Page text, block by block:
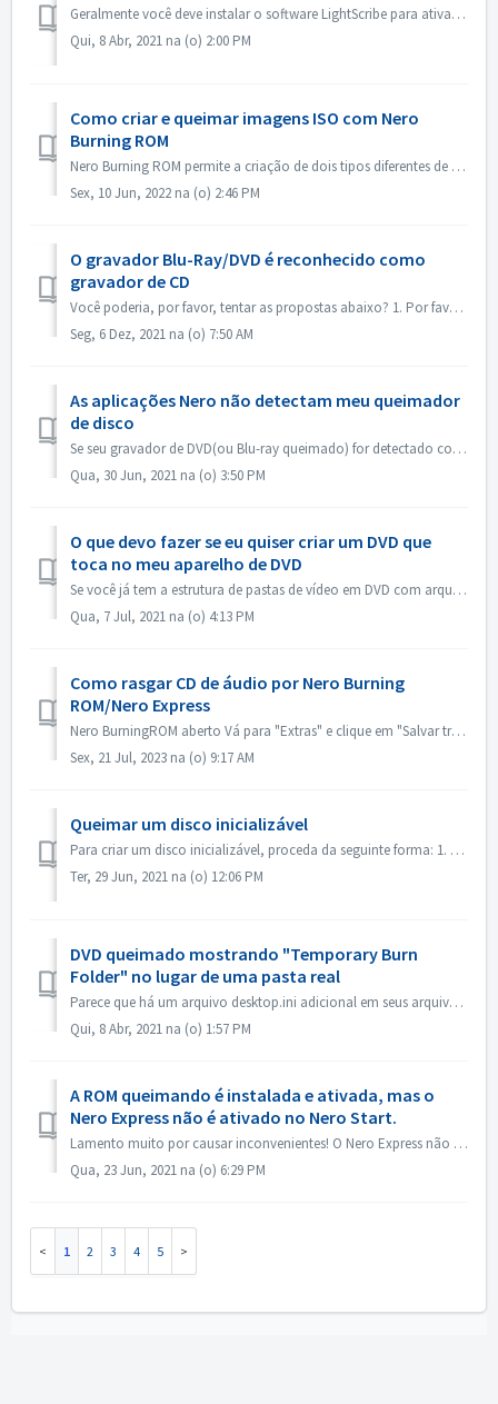
Geralmente você deve instalar o software LightScribe para ativar os recursos do LightScribe. https://lightscribesoftware.org/ Entre em contato conosco se v...
Qui, 8 Abr, 2021 na (o) 2:00 PM
Como criar e queimar imagens ISO com Nero
Burning ROM
Nero Burning ROM permite a criação de dois tipos diferentes de imagens de disco. Os 'Nero Image Files' (*.nrg) consistem de um formato proprietário...
Sex, 10 Jun, 2022 na (o) 2:46 PM
O gravador Blu-Ray/DVD é reconhecido como
gravador de CD
Você poderia, por favor, tentar as propostas abaixo? 1. Por favor, verifique se há um novo driver para seu queimador e firmware. Por favor, atualize se hou...
Seg, 6 Dez, 2021 na (o) 7:50 AM
As aplicações Nero não detectam meu queimador
de disco
Se seu gravador de DVD(ou Blu-ray queimado) for detectado como gravador de CD, favor consultar este artigo: https://nerosupport.freshdesk.com/en/support/so...
Qua, 30 Jun, 2021 na (o) 3:50 PM
O que devo fazer se eu quiser criar um DVD que
toca no meu aparelho de DVD
Se você já tem a estrutura de pastas de vídeo em DVD com arquivos .VOB, .IFO/.BUP, você poderia usar o Nero BurningROM para gravar DVD. 1. Nova uma Compilaç...
Qua, 7 Jul, 2021 na (o) 4:13 PM
Como rasgar CD de áudio por Nero Burning
ROM/Nero Express
Nero BurningROM aberto Vá para "Extras" e clique em "Salvar trilhas de áudio". Na aba "fonte", selecione as faixas. Config...
Sex, 21 Jul, 2023 na (o) 9:17 AM
Queimar um disco inicializável
Para criar um disco inicializável, proceda da seguinte forma: 1. Clique no botão Novo na tela principal da ROM Nero Burning. ->A janela Nova Compilação ...
Ter, 29 Jun, 2021 na (o) 12:06 PM
DVD queimado mostrando "Temporary Burn
Folder" no lugar de uma pasta real
Parece que há um arquivo desktop.ini adicional em seus arquivos fonte. O Explorer lê esse arquivo e descobre que essa pasta em particular tem um nome locali...
Qui, 8 Abr, 2021 na (o) 1:57 PM
A ROM queimando é instalada e ativada, mas o
Nero Express não é ativado no Nero Start.
Lamento muito por causar inconvenientes! O Nero Express não está contido no produto autônomo Nero BurningRom. O Nero Express é vendido em lojas off-line. ...
Qua, 23 Jun, 2021 na (o) 6:29 PM
1 2 3 4 5